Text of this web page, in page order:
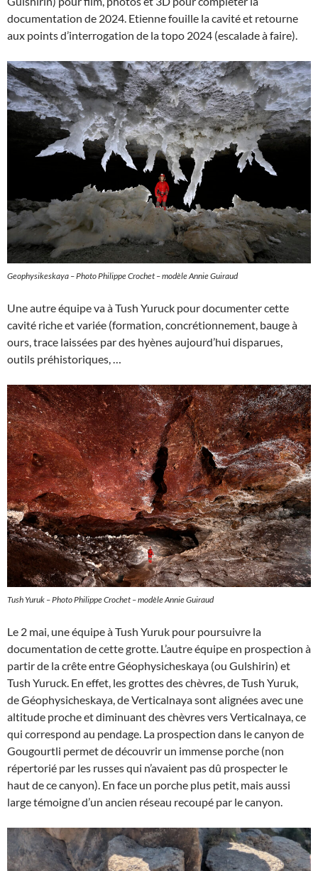
documentation de 2024. Etienne fouille la cavité et retourne
aux points d’interrogation de la topo 2024 (escalade à faire).
Geophysikeskaya – Photo Philippe Crochet – modèle Annie Guiraud
Une autre équipe va à Tush Yuruck pour documenter cette
cavité riche et variée (formation, concrétionnement, bauge à
ours, trace laissées par des hyènes aujourd’hui disparues,
outils préhistoriques, …
Tush Yuruk – Photo Philippe Crochet – modèle Annie Guiraud
Le 2 mai, une équipe à Tush Yuruk pour poursuivre la
documentation de cette grotte. L’autre équipe en prospection à
partir de la crête entre Géophysicheskaya (ou Gulshirin) et
Tush Yuruck. En effet, les grottes des chèvres, de Tush Yuruk,
de Géophysicheskaya, de Verticalnaya sont alignées avec une
altitude proche et diminuant des chèvres vers Verticalnaya, ce
qui correspond au pendage. La prospection dans le canyon de
Gougourtli permet de découvrir un immense porche (non
répertorié par les russes qui n’avaient pas dû prospecter le
haut de ce canyon). En face un porche plus petit, mais aussi
large témoigne d’un ancien réseau recoupé par le canyon.